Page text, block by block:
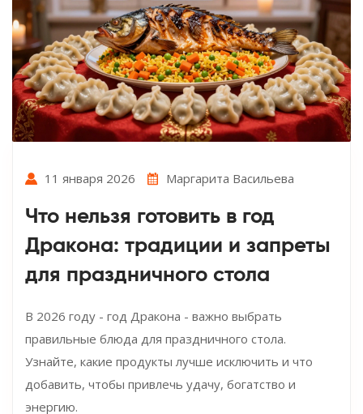
11 января 2026 Маргарита Васильева
Что нельзя готовить в год
Дракона: традиции и запреты
для праздничного стола
В 2026 году - год Дракона - важно выбрать
правильные блюда для праздничного стола.
Узнайте, какие продукты лучше исключить и что
добавить, чтобы привлечь удачу, богатство и
энергию.